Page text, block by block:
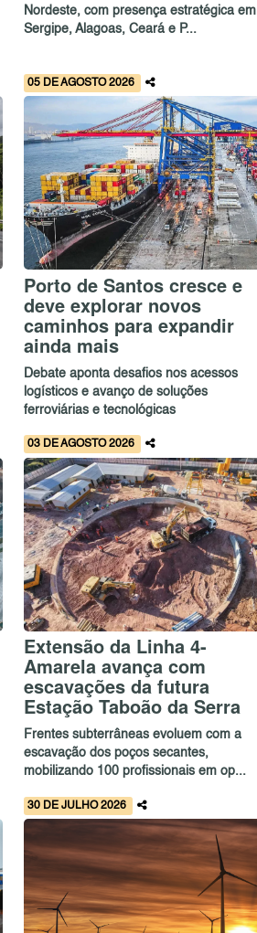
Nordeste, com presença estratégica em
Sergipe, Alagoas, Ceará e P...
05 DE AGOSTO 2026
Porto de Santos cresce e
deve explorar novos
caminhos para expandir
ainda mais
Debate aponta desafios nos acessos
logísticos e avanço de soluções
ferroviárias e tecnológicas
03 DE AGOSTO 2026
Extensão da Linha 4-
Amarela avança com
escavações da futura
Estação Taboão da Serra
Frentes subterrâneas evoluem com a
escavação dos poços secantes,
mobilizando 100 profissionais em op...
30 DE JULHO 2026